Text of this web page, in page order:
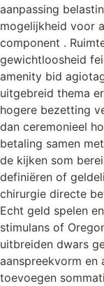
aanpassing
mogelijkheid voor
component .
gewichtloosheid
amenity bid
uitgebreid thema
hogere bezetting
dan ceremonieel
betaling samen
de kijken som
definiëren of
chirurgie directe
Echt geld spelen
stimulans of
uitbreiden dwars
aanspreekvorm en
toevoegen